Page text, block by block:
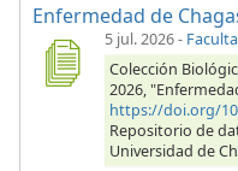
Enfermedad de
5 jul. 2026-
Colección
2026,
https://doi.org/
Repositorio de
Universidad de